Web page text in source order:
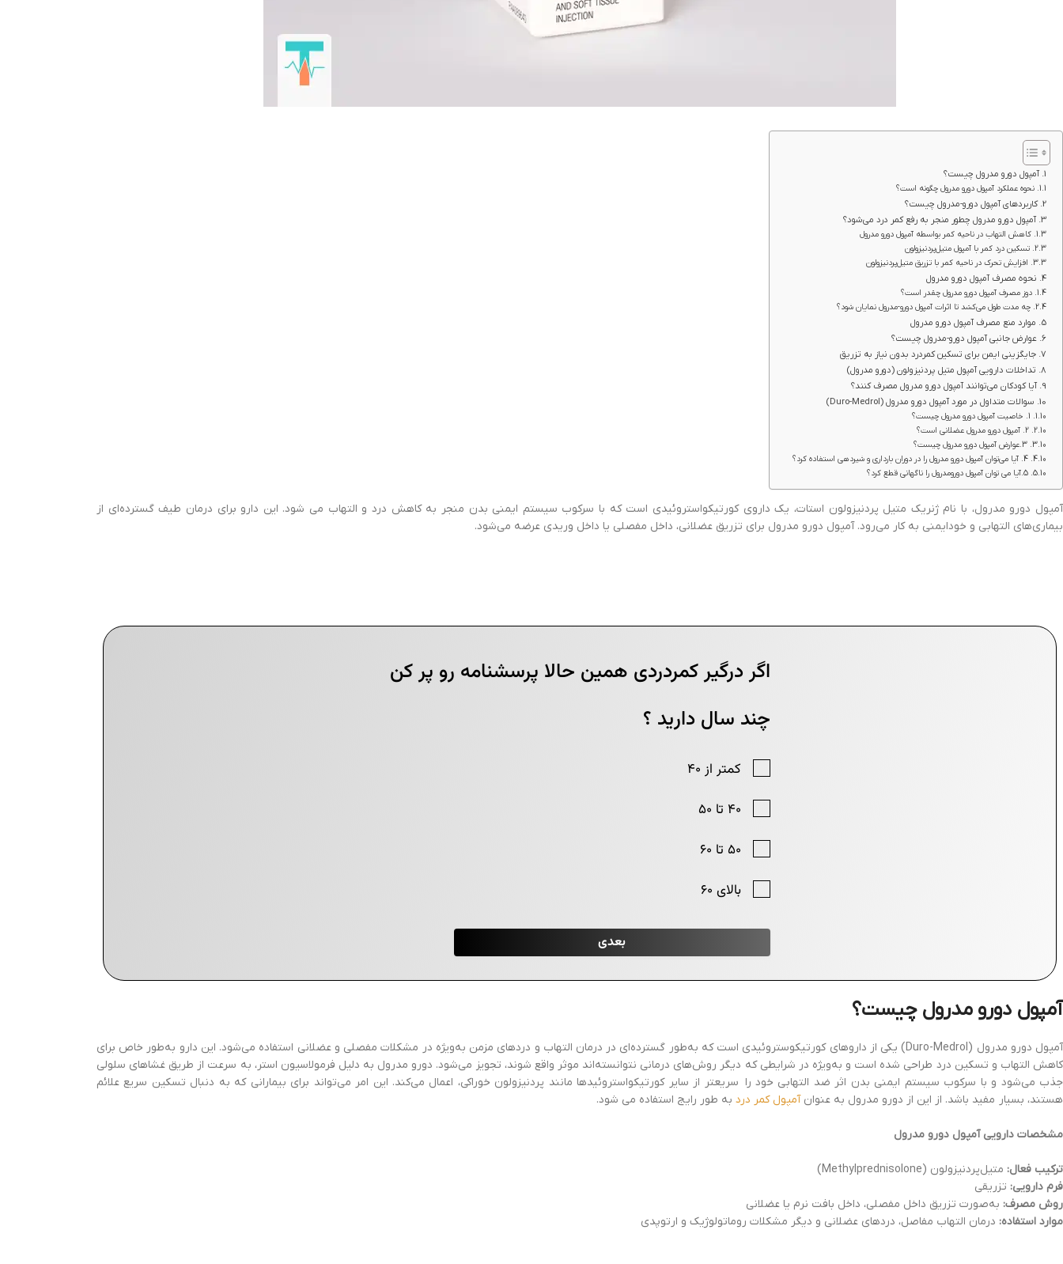
آمپول دورو مدرول چیست؟
نحوه عملکرد آمپول دورو مدرول چگونه است؟
کاربردهای آمپول دورو-مدرول چيست؟
آمپول دورو مدرول چطور منجر به رفع کمر درد می‌شود؟
کاهش التهاب در ناحیه کمر بواسطه آمپول دورو مدرول
تسکین درد کمر با آمپول متیل‌پردنیزولون
افزایش تحرک در ناحیه کمر با تزریق متیل‌پردنیزولون
نحوه مصرف آمپول دورو مدرول
دوز مصرف آمپول دورو مدرول چقدر است؟
چه مدت طول می‌کشد تا اثرات آمپول دورو-مدرول نمایان شود؟
موارد منع مصرف آمپول دورو مدرول
عوارض جانبی آمپول دورو-مدرول چیست؟
جایگزینی ایمن برای تسکین کمردرد بدون نیاز به تزریق
تداخلات دارویی آمپول متیل پردنیزولون (دورو مدرول)
آیا کودکان می‌توانند آمپول دورو مدرول مصرف کنند؟
سوالات متداول در مورد آمپول دورو مدرول (Duro-Medrol)
1. خاصیت آمپول دورو مدرول چیست؟
2. آمپول دورو مدرول عضلانی است؟
3.عوارض آمپول دورو مدرول چیست؟
4. آیا می‌توان آمپول دورو مدرول را در دوران بارداری و شیردهی استفاده کرد؟
5.آیا می توان آمپول دورومدرول را ناگهانی قطع کرد؟
آمپول دورو مدرول، با نام ژنریک متیل پردنیزولون استات، یک داروی کورتیکواستروئیدی است که با سرکوب سیستم ایمنی بدن منجر به کاهش درد و التهاب می شود. این دارو برای درمان طیف گسترده‌ای از
بیماری‌های التهابی و خودایمنی به کار می‌رود. آمپول دورو مدرول برای تزریق عضلانی، داخل مفصلی یا داخل وریدی عرضه می‌شود.
آمپول دورو مدرول چیست؟
آمپول دورو مدرول (Duro-Medrol) یکی از داروهای کورتیکوستروئیدی است که به‌طور گسترده‌ای در درمان التهاب و دردهای مزمن به‌ویژه در مشکلات مفصلی و عضلانی استفاده می‌شود. این دارو به‌طور خاص برای
کاهش التهاب و تسکین درد طراحی شده است و به‌ویژه در شرایطی که دیگر روش‌های درمانی نتوانسته‌اند موثر واقع شوند، تجویز می‌شود. دورو مدرول به دلیل فرمولاسیون استر، به سرعت از طریق غشاهای سلولی
جذب می‌شود و با سرکوب سیستم ایمنی بدن اثر ضد التهابی خود را سریعتر از سایر کورتیکواستروئیدها مانند پردنیزولون خوراکی، اعمال می‌کند. این امر می‌تواند برای بیمارانی که به دنبال تسکین سریع علائم
هستند، بسیار مفید باشد. از این از دورو مدرول به عنوانآمپول کمر درد به طور رایج استفاده می شود.
مشخصات دارویی آمپول دورو مدرول
ترکیب فعال: متیل‌پردنیزولون (Methylprednisolone)
فرم دارویی: تزریقی
روش مصرف: به‌صورت تزریق داخل مفصلی، داخل بافت نرم یا عضلانی
موارد استفاده: درمان التهاب مفاصل، دردهای عضلانی و دیگر مشکلات روماتولوژیک و ارتوپدی